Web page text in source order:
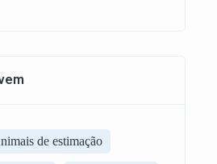
de estimação